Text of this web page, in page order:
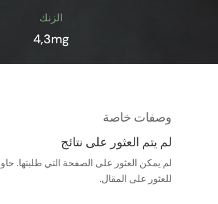
الزنك
4,3mg
وصفات خاصة
لم يتم العثور على نتائج
لم يمكن العثور على الصفحة التي طلبتها.
للعثور على المقال.